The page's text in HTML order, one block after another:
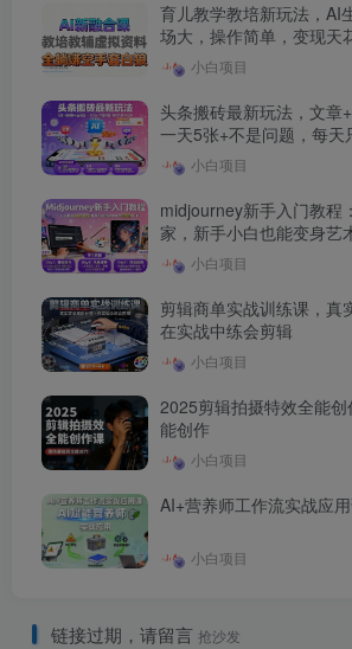
育儿教学教培新玩法，AI
场大，操作简单，变现天
小白项目
头条搬砖最新玩法，文章
一天5张+不是问题，每天
小白项目
midjourney新手入门教程
家，新手小白也能变身艺
小白项目
剪辑商单实战训练课，真
在实战中练会剪辑
小白项目
2025剪辑拍摄特效全能
能创作
小白项目
AI+营养师工作流实战应
小白项目
链接过期，请留言 抢沙发